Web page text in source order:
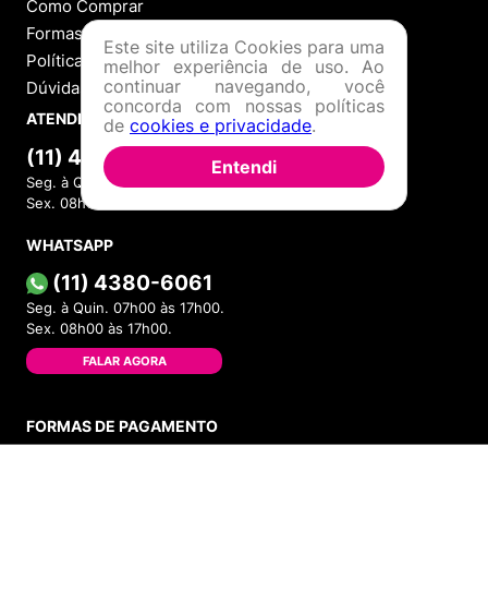
Como Comprar
Formas de Pagamento
Política de Troca
Dúvidas Frequentes
ATENDIMENTO
(11) 4380-6061
Seg. à Quin. 07h00 às 17h00.
Sex. 08h00 às 17h00.
WHATSAPP
(11) 4380-6061
Seg. à Quin. 07h00 às 17h00.
Sex. 08h00 às 17h00.
FALAR AGORA
FORMAS DE PAGAMENTO
Este site utiliza Cookies para uma
melhor experiência de uso. Ao
continuar navegando, você
concorda com nossas políticas
de cookies e privacidade.
Entendi